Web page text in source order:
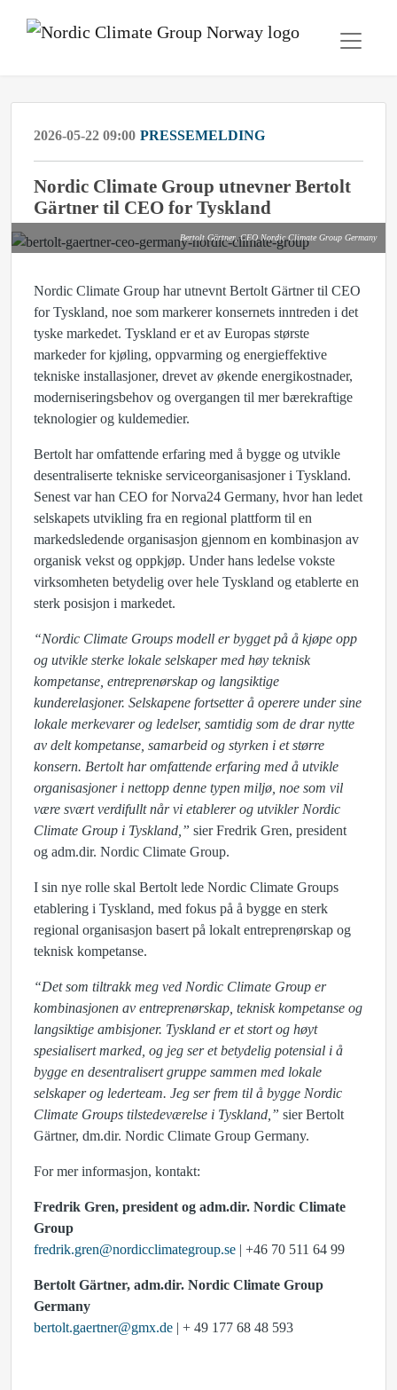
2026-05-22 09:00 PRESSEMELDING
Nordic Climate Group utnevner Bertolt
Gärtner til CEO for Tyskland
Bertolt Gärtner, CEO Nordic Climate Group Germany
Nordic Climate Group har utnevnt Bertolt Gärtner til CEO
for Tyskland, noe som markerer konsernets inntreden i det
tyske markedet. Tyskland er et av Europas største
markeder for kjøling, oppvarming og energieffektive
tekniske installasjoner, drevet av økende energikostnader,
moderniseringsbehov og overgangen til mer bærekraftige
teknologier og kuldemedier.
Bertolt har omfattende erfaring med å bygge og utvikle
desentraliserte tekniske serviceorganisasjoner i Tyskland.
Senest var han CEO for Norva24 Germany, hvor han ledet
selskapets utvikling fra en regional plattform til en
markedsledende organisasjon gjennom en kombinasjon av
organisk vekst og oppkjøp. Under hans ledelse vokste
virksomheten betydelig over hele Tyskland og etablerte en
sterk posisjon i markedet.
“Nordic Climate Groups modell er bygget på å kjøpe opp
og utvikle sterke lokale selskaper med høy teknisk
kompetanse, entreprenørskap og langsiktige
kunderelasjoner. Selskapene fortsetter å operere under sine
lokale merkevarer og ledelser, samtidig som de drar nytte
av delt kompetanse, samarbeid og styrken i et større
konsern. Bertolt har omfattende erfaring med å utvikle
organisasjoner i nettopp denne typen miljø, noe som vil
være svært verdifullt når vi etablerer og utvikler Nordic
Climate Group i Tyskland,” sier Fredrik Gren, president
og adm.dir. Nordic Climate Group.
I sin nye rolle skal Bertolt lede Nordic Climate Groups
etablering i Tyskland, med fokus på å bygge en sterk
regional organisasjon basert på lokalt entreprenørskap og
teknisk kompetanse.
“Det som tiltrakk meg ved Nordic Climate Group er
kombinasjonen av entreprenørskap, teknisk kompetanse og
langsiktige ambisjoner. Tyskland er et stort og høyt
spesialisert marked, og jeg ser et betydelig potensial i å
bygge en desentralisert gruppe sammen med lokale
selskaper og lederteam. Jeg ser frem til å bygge Nordic
Climate Groups tilstedeværelse i Tyskland,” sier Bertolt
Gärtner, dm.dir. Nordic Climate Group Germany.
For mer informasjon, kontakt:
Fredrik Gren, president og adm.dir. Nordic Climate
Group
fredrik.gren@nordicclimategroup.se | +46 70 511 64 99
Bertolt Gärtner, adm.dir. Nordic Climate Group
Germany
bertolt.gaertner@gmx.de | + 49 177 68 48 593